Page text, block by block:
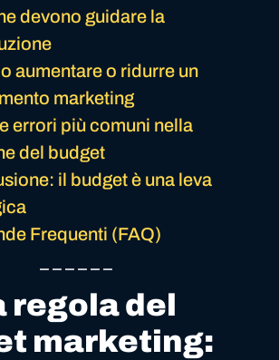
devono guidare la
aumentare o ridurre un
marketing
errori più comuni nella
del budget
il budget è una leva
Frequenti (FAQ)
regola del
marketing: